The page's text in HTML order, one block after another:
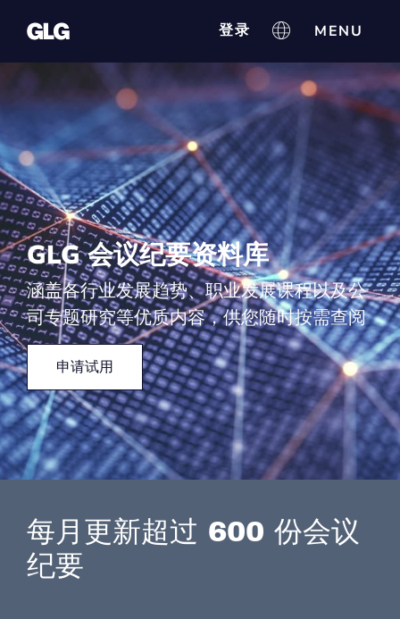
登录
GLG 会议纪要资料库
涵盖各行业发展趋势、职业发展课程以及公
司专题研究等优质内容，供您随时按需查阅
申请试用
每月更新超过 600 份会议
纪要